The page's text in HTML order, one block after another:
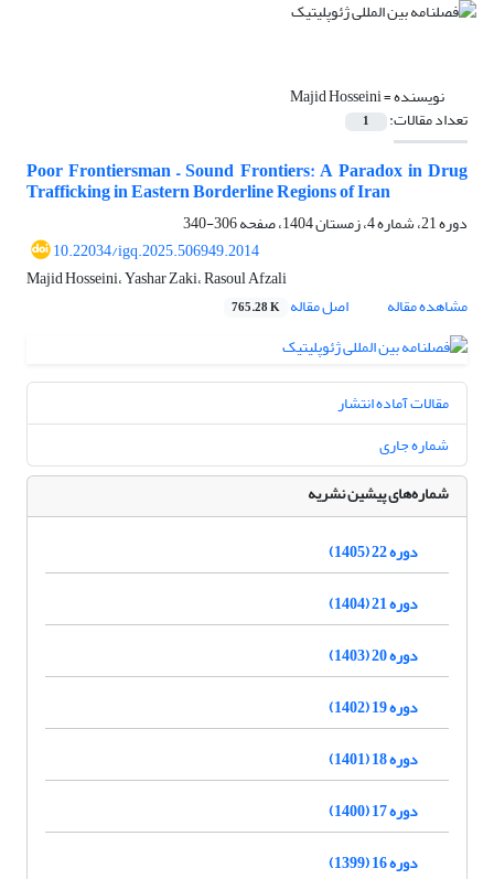
نویسنده =Majid Hosseini
تعداد مقالات: 1
Poor Frontiersman – Sound Frontiers: A Paradox in Drug
Trafficking in Eastern Borderline Regions of Iran
دوره 21، شماره 4، زمستان 1404، صفحه
306-340
10.22034/igq.2025.506949.2014
Majid Hosseini، Yashar Zaki، Rasoul Afzali
مشاهده مقاله
اصل مقاله 765.28 K
مقالات آماده انتشار
شماره جاری
شماره‌های پیشین نشریه
دوره 22 (1405)
دوره 21 (1404)
دوره 20 (1403)
دوره 19 (1402)
دوره 18 (1401)
دوره 17 (1400)
دوره 16 (1399)